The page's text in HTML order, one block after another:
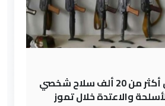
الداخلية: تسجيل أكثر من 20 ألف سلاح شخصي
والاعتدة خلال تموز